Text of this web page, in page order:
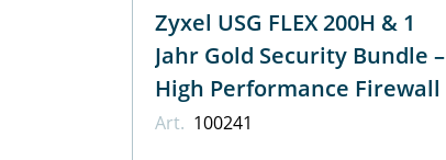
Zyxel USG FLEX 200H & 1
Jahr Gold Security Bundle –
High Performance Firewall
Art. 100241